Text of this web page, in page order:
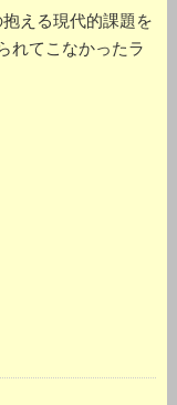
える現代的課題を
れてこなかったラ